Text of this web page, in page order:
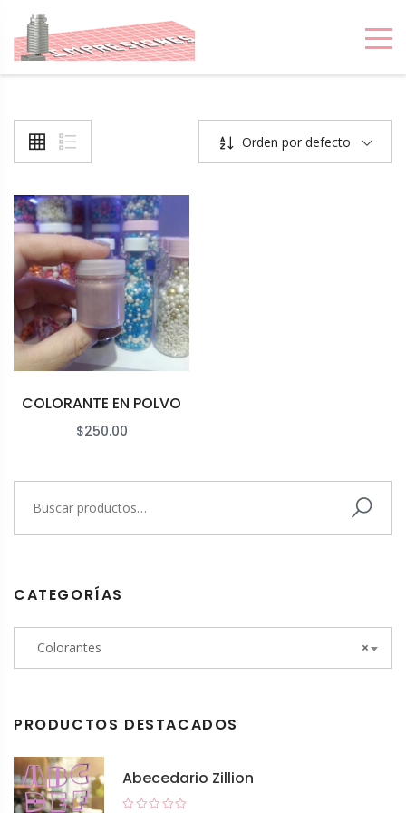
IMPRESIONES 3D
MONTEVIDEO
Orden por defecto
COLORANTE EN POLVO
$250.00
CATEGORÍAS
×
Colorantes
PRODUCTOS DESTACADOS
Abecedario Zillion